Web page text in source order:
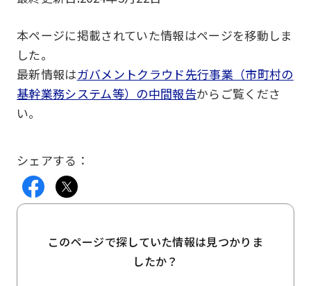
本ページに掲載されていた情報はページを移動しま
した。
最新情報はガバメントクラウド先行事業（市町村の
基幹業務システム等）の中間報告からご覧くださ
い。
シェアする：
このページで探していた情報は見つかりま
したか？